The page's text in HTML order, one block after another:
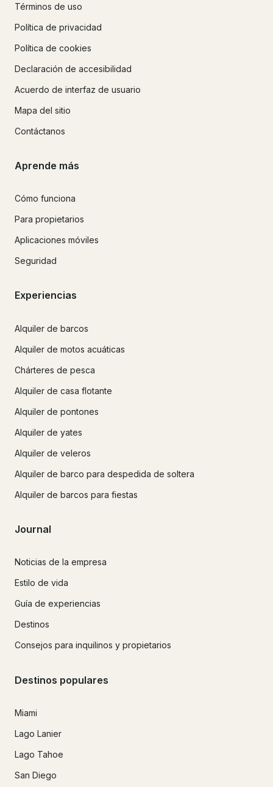
Términos de uso
Política de privacidad
Política de cookies
Declaración de accesibilidad
Acuerdo de interfaz de usuario
Mapa del sitio
Contáctanos
Aprende más
Cómo funciona
Para propietarios
Aplicaciones móviles
Seguridad
Experiencias
Alquiler de barcos
Alquiler de motos acuáticas
Chárteres de pesca
Alquiler de casa flotante
Alquiler de pontones
Alquiler de yates
Alquiler de veleros
Alquiler de barco para despedida de soltera
Alquiler de barcos para fiestas
Journal
Noticias de la empresa
Estilo de vida
Guía de experiencias
Destinos
Consejos para inquilinos y propietarios
Destinos populares
Miami
Lago Lanier
Lago Tahoe
San Diego